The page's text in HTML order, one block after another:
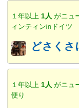
１年以上 1人 がニュ
ィンティンinドイツ
どさくさ
１年以上 1人 がニュ
便り